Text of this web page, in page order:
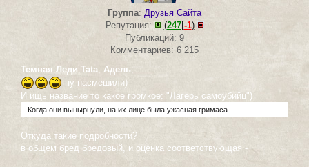
Группа: Друзья Сайта
Репутация:
(247| -1)
Публикаций: 9
Комментариев: 6 215
Темная Леди,Tata, Адель,
ну насмешили)
И ищь название то какое громкое: "Лагерь самоубийц")
Когда они вынырнули, на их лице была ужасная гримаса
Откуда такие подробности?
в общем бред бредовый, и оценка соответствующая -